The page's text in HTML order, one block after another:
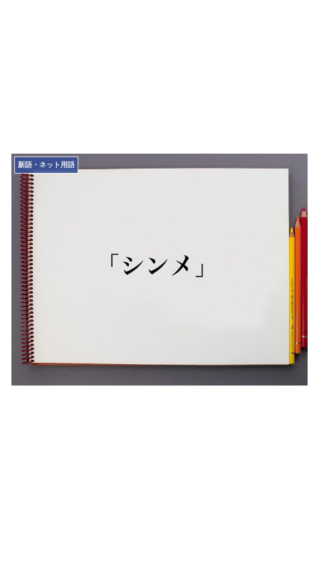
新語・ネット用語